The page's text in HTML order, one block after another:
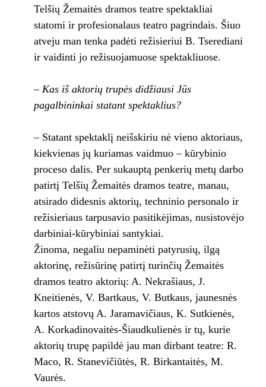
Telšių Žemaitės dramos teatre spektakliai
statomi ir profesionalaus teatro pagrindais. Šiuo
atveju man tenka padėti režisieriui B. Tserediani
ir vaidinti jo režisuojamuose spektakliuose.
– Kas iš aktorių trupės didžiausi Jūs
pagalbininkai statant spektaklius?
– Statant spektaklį neišskiriu nė vieno aktoriaus,
kiekvienas jų kuriamas vaidmuo – kūrybinio
proceso dalis. Per sukauptą penkerių metų darbo
patirtį Telšių Žemaitės dramos teatre, manau,
atsirado didesnis aktorių, techninio personalo ir
režisieriaus tarpusavio pasitikėjimas, nusistovėjo
darbiniai-kūrybiniai santykiai.
Žinoma, negaliu nepaminėti patyrusių, ilgą
aktorinę, režisūrinę patirtį turinčių Žemaitės
dramos teatro aktorių: A. Nekrašiaus, J.
Kneitienės, V. Bartkaus, V. Butkaus, jaunesnės
kartos atstovų A. Jaramavičiaus, K. Sutkienės,
A. Korkadinovaitės-Šiaudkulienės ir tų, kurie
aktorių trupę papildė jau man dirbant teatre: R.
Maco, R. Stanevičiūtės, R. Birkantaitės, M.
Vaurės.